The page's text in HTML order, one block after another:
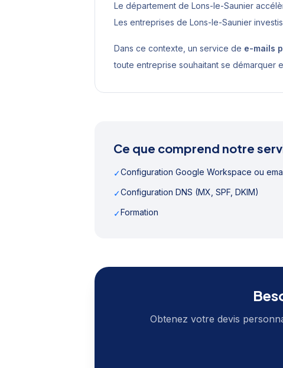
Le département de Lons-le-Saunier
Les entreprises de Lons-le-Saunier
Dans ce contexte, un service de e-mails
toute entreprise souhaitant se démarquer
Ce que comprend notre
✓Configuration Google Workspace ou
✓Configuration DNS (MX, SPF, DKIM)
✓Formation
Obtenez votre devis